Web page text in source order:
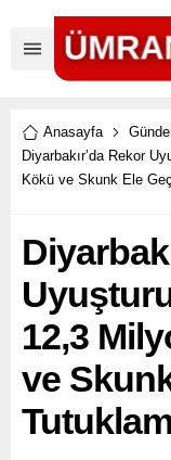
Anasayfa
Diyarbakır’da Rekor
Kökü ve Skunk Ele
12,3
ve